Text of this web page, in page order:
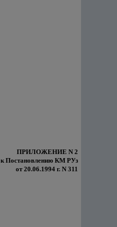
ПРИЛОЖЕНИЕ N 2
к Постановлению КМ РУз
от 20.06.1994 г. N 311